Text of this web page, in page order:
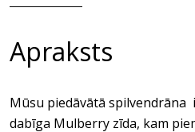
Apraksts
Mūsu piedāvātā spilvendrāna
dabīga Mulberry zīda, kam